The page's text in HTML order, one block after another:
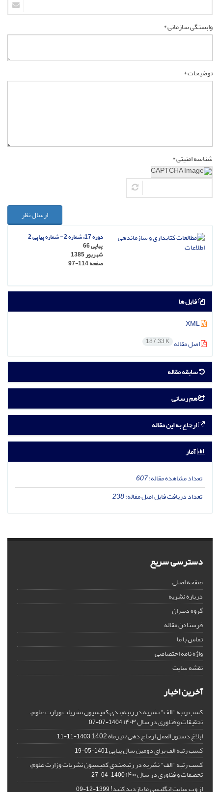
وابستگی سازمانی *
توضیحات *
شناسه امنیتی *
ارسال نظر
دوره 17، شماره 2 - شماره پیاپی 2
پیاپی 66
شهریور 1385
صفحه97-114
فایل ها
اصل مقاله 187.33 K
سابقه مقاله
هم رسانی
ارجاع به این مقاله
آمار
تعداد مشاهده مقاله:607
تعداد دریافت فایل اصل مقاله:238
دسترسی سریع
صفحه اصلی
درباره نشریه
گروه دبیران
فرستادن مقاله
تماس با ما
واژه نامه اختصاصی
نقشه سایت
آخرین اخبار
کسب رتبه "الف" نشریه در رتبه‌بندی کمیسیون نشریات وزارت علوم،
تحقیقات و فناوری در سال ۱۴۰۳ 1404-07-07
ابلاغ دستور العمل ارجاع دهی/ تیرماه 1402 1403-11-11
کسب رتبه الف برای دومین سال پیاپی1401-05-19
کسب رتبه "الف" نشریه در رتبه‌بندی کمیسیون نشریات وزارت علوم،
تحقیقات و فناوری در سال ۱۴۰۰ 1400-04-27
از وب سایت انگلیسی ما بازدید کنید!1399-12-09